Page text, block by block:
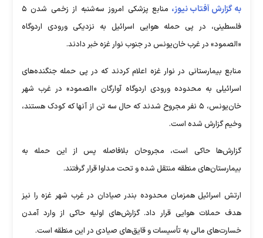
به گزارش آفتاب نیوز،
منابع پزشکی امروز سه‌شنبه از زخمی شدن ۵
فلسطینی، در پی حمله هوایی اسرائیل به نزدیکی ورودی اردوگاه
«الصمود» در غرب خان‌یونس در جنوب نوار غزه خبر دادند.
منابع بیمارستانی در نوار غزه اعلام کردند که در پی حمله جنگنده‌های
اسرائیلی به محدوده ورودی اردوگاه آوارگان «الصمود» در غرب شهر
خان‌یونس، ۵ نفر مجروح شدند که حال سه تن از آنها که کودک هستند،
وخیم گزارش شده است.
گزارش‌ها حاکی است، مجروحان بلافاصله پس از این حمله به
بیمارستان‌های منطقه منتقل شده و تحت مداوا قرار گرفتند.
ارتش اسرائیل همزمان محدوده بندر صیادان در غرب شهر غزه را نیز
هدف حملات هوایی قرار داد. گزارش‌های اولیه حاکی از وارد آمدن
خسارت‌های مالی به تأسیسات و قایق‌های صیادی در این منطقه است.